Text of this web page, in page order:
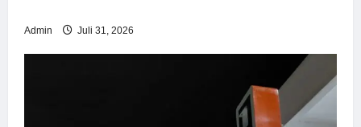
Admin Juli 31, 2026